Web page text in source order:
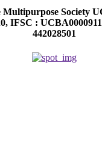
Multipurpose Society
IFSC :
442028501